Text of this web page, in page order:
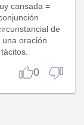
cansada =
de
oración
0